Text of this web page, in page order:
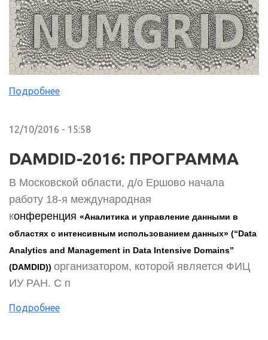
Подробнее
12/10/2016 - 15:58
DAMDID-2016: ПРОГРАММА
В Московской области, д/о Ершово начала
работу 18-я международная
конференция «Аналитика и управление данными в
областях с интенсивным использованием данных» (“Data
Analytics and Management in Data Intensive Domains”
(DAMDID)) организатором, которой является ФИЦ
ИУ РАН. C п
Подробнее